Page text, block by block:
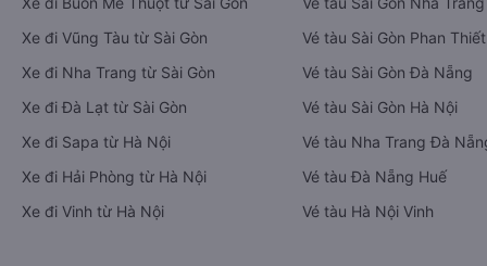
Xe đi Vũng Tàu từ Sài Gòn
Xe đi Nha Trang từ Sài Gòn
Xe đi Đà Lạt từ Sài Gòn
Xe đi Sapa từ Hà Nội
Xe đi Hải Phòng từ Hà Nội
Xe đi Vinh từ Hà Nội
Vé tàu Sài Gòn Phan Thiết
Vé tàu Sài Gòn Đà Nẵng
Vé tàu Sài Gòn Hà Nội
Vé tàu Nha Trang Đà
Vé tàu Đà Nẵng Huế
Vé tàu Hà Nội Vinh